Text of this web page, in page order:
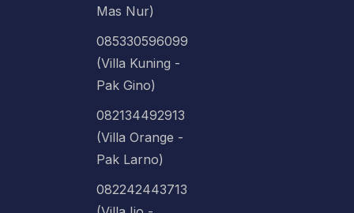
Mas Nur)
085330596099
(Villa Kuning -
Pak Gino)
082134492913
(Villa Orange -
Pak Larno)
082242443713